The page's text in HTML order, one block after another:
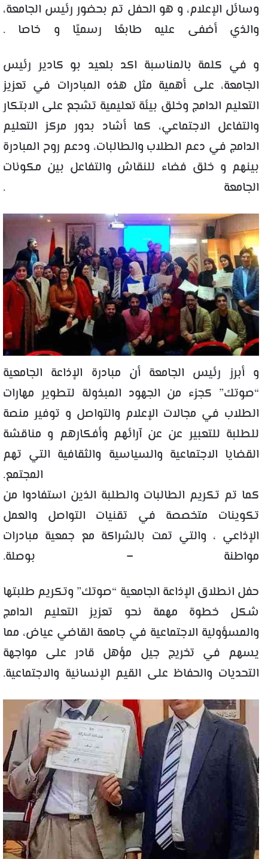
وسائل الإعلام، و هو الحفل تم بحضور رئيس الجامعة،
والذي أضفى عليه طابعًا رسميًا و خاصا .
و في كلمة بالمناسبة اكد بلعيد بو كادير رئيس
الجامعة، على أهمية مثل هذه المبادرات في تعزيز
التعليم الدامج وخلق بيئة تعليمية تشجع على الابتكار
والتفاعل الاجتماعي، كما أشاد بدور مركز التعليم
الدامج في دعم الطلاب والطالبات، ودعم روح المبادرة
بينهم و خلق فضاء للنقاش والتفاعل بين مكونات
الجامعة .
و أبرز رئيس الجامعة أن مبادرة الإذاعة الجامعية
“صوتك” كجزء من الجهود المبذولة لتطوير مهارات
الطلاب في مجالات الإعلام والتواصل و توفير منصة
للطلبة للتعبير عن عن آرائهم وأفكارهم و مناقشة
القضايا الاجتماعية والسياسية والثقافية التي تهم
المجتمع.
كما تم تكريم الطالبات والطلبة الذين استفادوا من
تكوينات متخصصة في تقنيات التواصل والعمل
الإذاعي ، والتي تمت بالشراكة مع جمعية مبادرات
مواطنة – بوصلة.
حفل انطلاق الإذاعة الجامعية “صوتك” وتكريم طلبتها
شكل خطوة مهمة نحو تعزيز التعليم الدامج
والمسؤولية الاجتماعية في جامعة القاضي عياض، مما
يسهم في تخريج جيل مؤهل قادر على مواجهة
التحديات والحفاظ على القيم الإنسانية والاجتماعية.